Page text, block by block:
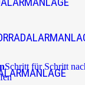
Schritt für Schritt